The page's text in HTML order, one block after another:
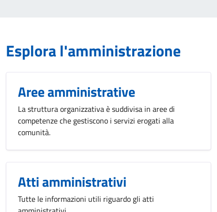
Esplora l'amministrazione
Aree amministrative
La struttura organizzativa è suddivisa in aree di
competenze che gestiscono i servizi erogati alla
comunità.
Atti amministrativi
Tutte le informazioni utili riguardo gli atti